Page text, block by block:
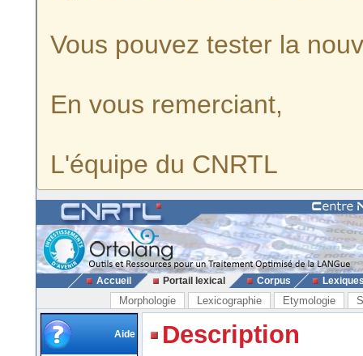
Vous pouvez tester la
En vous remerciant,
L'équipe du CNRTL
Accueil Portail lexical Corpus
Morphologie Lexicographie Etymologie
Aide Description